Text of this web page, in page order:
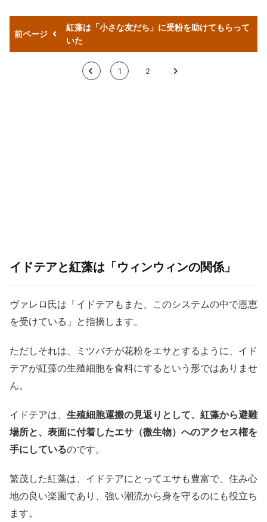
前ページ
紅藻は「小さな友だち」に受粉を助けてもらって
いた
< 1 2 >
イドテアと紅藻は「ウィンウィンの関係」
ヴァレロ氏は「イドテアもまた、このシステムの中で恩恵
を受けている」と指摘します。
ただしそれは、ミツバチが花粉をエサとするように、イド
テアが紅藻の生殖細胞を食料にするという形ではありませ
ん。
イドテアは、 生殖細胞運搬の見返りとして、紅藻から避難
場所と、表面に付着したエサ（微生物）へのアクセス権を
手にしているのです。
繁茂した紅藻は、イドテアにとってエサも豊富で、住み心
地の良い楽園であり、強い潮流から身を守るのにも役立ち
ます。